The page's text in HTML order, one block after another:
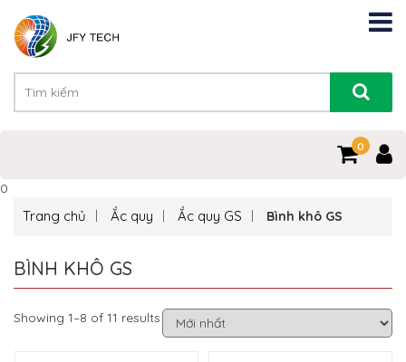
0
0
Trang chủ Ắc quy Ắc quy GS Bình khô GS
BÌNH KHÔ GS
Showing 1–8 of 11 results